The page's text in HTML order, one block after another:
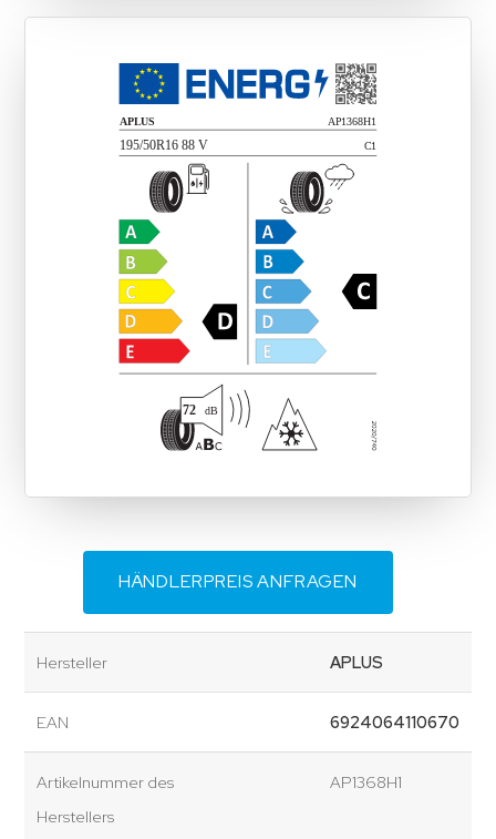
HÄNDLERPREIS ANFRAGEN
Hersteller APLUS
EAN 6924064110670
Artikelnummer des
Herstellers
AP1368H1